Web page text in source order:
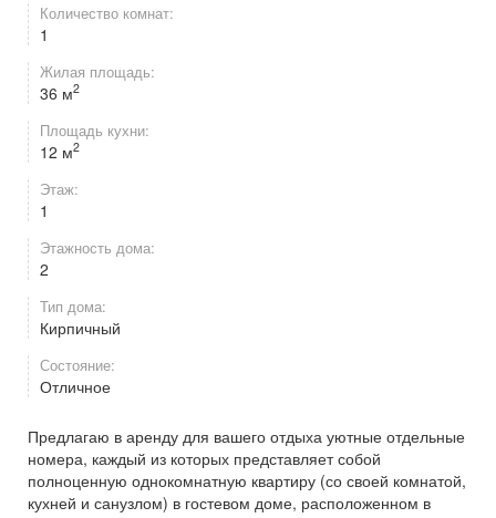
Количество комнат:
1
Жилая площадь:
36 м2
Площадь кухни:
12 м2
Этаж:
1
Этажность дома:
2
Тип дома:
Кирпичный
Состояние:
Отличное
Предлагаю в аренду для вашего отдыха уютные отдельные
номера, каждый из которых представляет собой
полноценную однокомнатную квартиру (со своей комнатой,
кухней и санузлом) в гостевом доме, расположенном в